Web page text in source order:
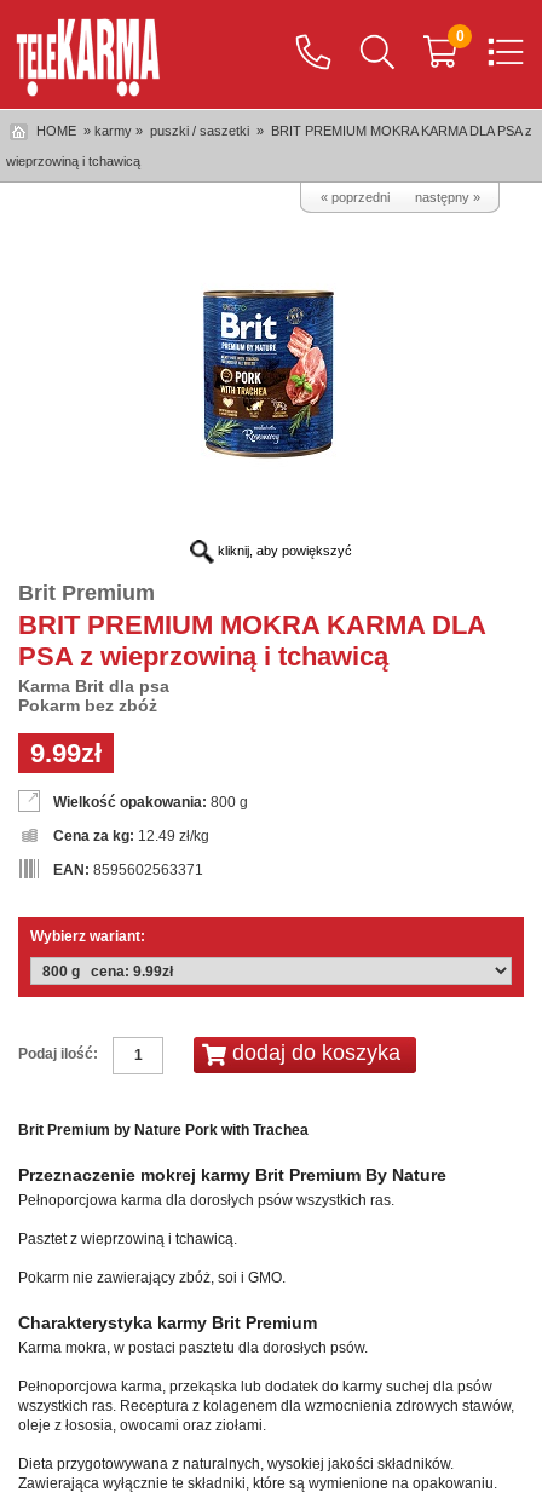
0
HOME » karmy » puszki / saszetki » BRIT PREMIUM MOKRA KARMA DLA PSA z
wieprzowiną i tchawicą
« poprzedni następny »
kliknij, aby powiększyć
Brit Premium
BRIT PREMIUM MOKRA KARMA DLA
PSA z wieprzowiną i tchawicą
Karma Brit dla psa
Pokarm bez zbóż
9.99zł
Wielkość opakowania: 800 g
Cena za kg: 12.49 zł/kg
EAN: 8595602563371
Wybierz wariant:
Podaj ilość:
Brit Premium by Nature Pork with Trachea
Przeznaczenie mokrej karmy Brit Premium By Nature
Pełnoporcjowa karma dla dorosłych psów wszystkich ras.
Pasztet z wieprzowiną i tchawicą.
Pokarm nie zawierający zbóż, soi i GMO.
Charakterystyka karmy Brit Premium
Karma mokra, w postaci pasztetu dla dorosłych psów.
Pełnoporcjowa karma, przekąska lub dodatek do karmy suchej dla psów
wszystkich ras. Receptura z kolagenem dla wzmocnienia zdrowych stawów,
oleje z łososia, owocami oraz ziołami.
Dieta przygotowywana z naturalnych, wysokiej jakości składników.
Zawierająca wyłącznie te składniki, które są wymienione na opakowaniu.